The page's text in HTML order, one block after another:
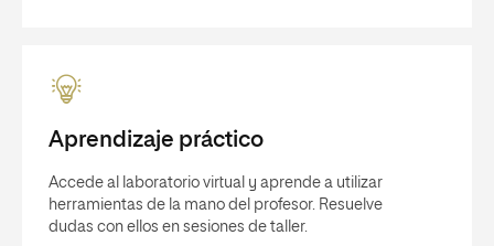
Aprendizaje práctico
Accede al laboratorio virtual y aprende a utilizar
herramientas de la mano del profesor. Resuelve
dudas con ellos en sesiones de taller.